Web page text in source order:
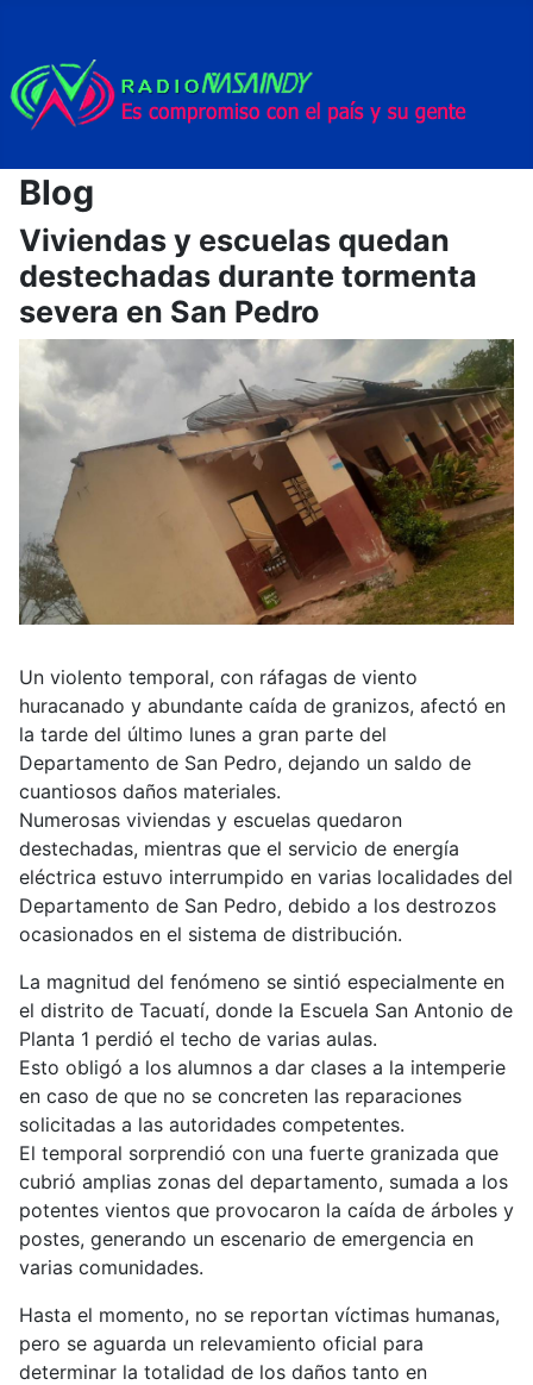
Blog
Viviendas y escuelas quedan
destechadas durante tormenta
severa en San Pedro
Un violento temporal, con ráfagas de viento
huracanado y abundante caída de granizos, afectó en
la tarde del último lunes a gran parte del
Departamento de San Pedro, dejando un saldo de
cuantiosos daños materiales.
Numerosas viviendas y escuelas quedaron
destechadas, mientras que el servicio de energía
eléctrica estuvo interrumpido en varias localidades del
Departamento de San Pedro, debido a los destrozos
ocasionados en el sistema de distribución.
La magnitud del fenómeno se sintió especialmente en
el distrito de Tacuatí, donde la Escuela San Antonio de
Planta 1 perdió el techo de varias aulas.
Esto obligó a los alumnos a dar clases a la intemperie
en caso de que no se concreten las reparaciones
solicitadas a las autoridades competentes.
El temporal sorprendió con una fuerte granizada que
cubrió amplias zonas del departamento, sumada a los
potentes vientos que provocaron la caída de árboles y
postes, generando un escenario de emergencia en
varias comunidades.
Hasta el momento, no se reportan víctimas humanas,
pero se aguarda un relevamiento oficial para
determinar la totalidad de los daños tanto en